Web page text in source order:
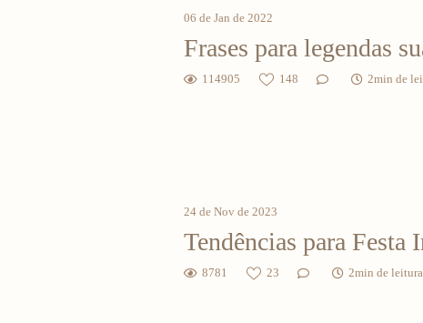
06 de Jan de 2022
Frases para legendas
114905 148 2min de
24 de Nov de 2023
Tendências para
8781 23 2min de leitura